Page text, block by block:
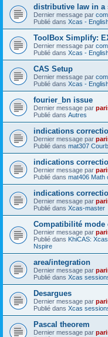
distributive law in a
Dernier message par
Publié dans Xcas -
ToolBox Simplify:
Dernier message par
Publié dans Xcas -
CAS Setup
Dernier message par
Publié dans Xcas -
fourier_bn issue
Dernier message par
Publié dans Autres
indications
Dernier message par
Publié dans mat307
indications
Dernier message par
Publié dans mat406 Math
indications
Dernier message par
Publié dans Xcas-master
Compatibilité mode
Dernier message par
Publié dans KhiCAS:
Nspire
area/integration
Dernier message par
Publié dans Xcas
Desargues
Dernier message par
Publié dans Xcas
Pascal theorem
Dernier message par